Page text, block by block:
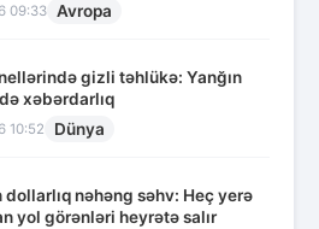
09:33 Avropa
gizli təhlükə: Yanğın
xəbərdarlıq
10:52 Dünya
dollarlıq nəhəng səhv: Heç yerə
yol görənləri heyrətə salır